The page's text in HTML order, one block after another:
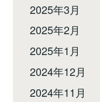
2025年3月
2025年2月
2025年1月
2024年12月
2024年11月